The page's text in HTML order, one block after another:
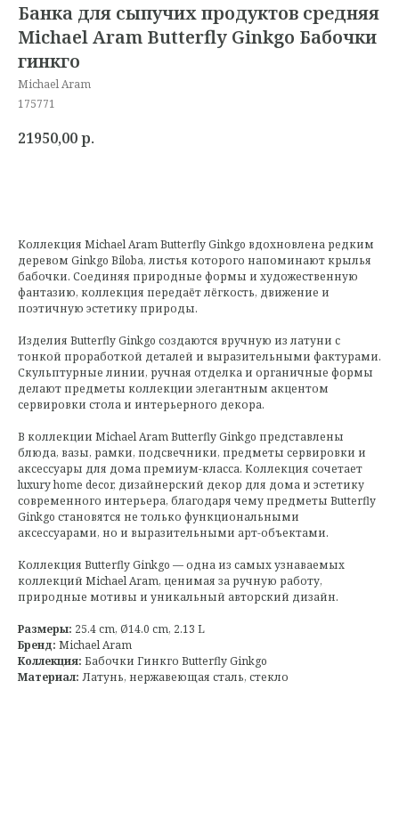
Банка для сыпучих продуктов средняя
Michael Aram Butterfly Ginkgo Бабочки
гинкго
Michael Aram
175771
21950,00р.
Коллекция Michael Aram Butterfly Ginkgo вдохновлена редким
деревом Ginkgo Biloba, листья которого напоминают крылья
бабочки. Соединяя природные формы и художественную
фантазию, коллекция передаёт лёгкость, движение и
поэтичную эстетику природы.
Изделия Butterfly Ginkgo создаются вручную из латуни с
тонкой проработкой деталей и выразительными фактурами.
Скульптурные линии, ручная отделка и органичные формы
делают предметы коллекции элегантным акцентом
сервировки стола и интерьерного декора.
В коллекции Michael Aram Butterfly Ginkgo представлены
блюда, вазы, рамки, подсвечники, предметы сервировки и
аксессуары для дома премиум-класса. Коллекция сочетает
luxury home decor, дизайнерский декор для дома и эстетику
современного интерьера, благодаря чему предметы Butterfly
Ginkgo становятся не только функциональными
аксессуарами, но и выразительными арт-объектами.
Коллекция Butterfly Ginkgo — одна из самых узнаваемых
коллекций Michael Aram, ценимая за ручную работу,
природные мотивы и уникальный авторский дизайн.
Размеры: 25.4 cm, Ø14.0 cm, 2.13 L
Бренд: Michael Aram
Коллекция: Бабочки Гинкго Butterfly Ginkgo
Материал: Латунь, нержавеющая сталь, стекло